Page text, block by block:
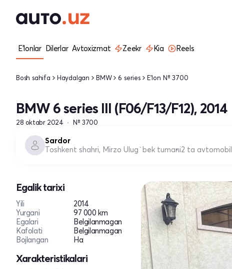
E'lonlar Dilerlar Avtoxizmat Zeekr Kia Reels
Bosh sahifa Haydalgan BMW 6 series E'lon № 3700
BMW 6 series III (F06/F13/F12), 2014
28 oktabr 2024 № 3700
Sardor
Toshkent shahri, Mirzo Ulug`bek tumani2 ta avtomobil
Egalik tarixi
Yili
2014
Yurgani
97 000 km
Egalari
Belgilanmagan
Kafolati
Belgilanmagan
Bojlangan
Ha
Xarakteristikalari